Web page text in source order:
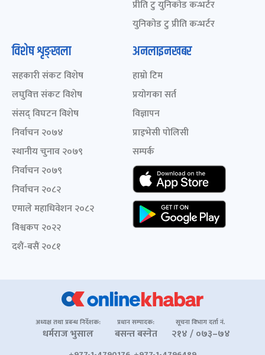
प्रीति टु युनिकोड कन्भर्टर
युनिकोड टु प्रीति कन्भर्टर
विशेष शृङ्खला
सहकारी संकट विशेष
लघुवित्त संकट विशेष
संसद् विघटन विशेष
निर्वाचन २०७४
स्थानीय चुनाव २०७९
निर्वाचन २०७९
निर्वाचन २०८२
एमाले महाधिवेशन २०८२
विश्वकप २०२२
दशैं-बसैं २०८१
अनलाइनखबर
हाम्रो टिम
प्रयोगका सर्त
विज्ञापन
प्राइभेसी पोलिसी
सम्पर्क
अध्यक्ष तथा प्रबन्ध निर्देशक:
धर्मराज भुसाल
प्रधान सम्पादक:
बसन्त बस्नेत
सूचना विभाग दर्ता नं.
२१४ / ०७३–७४